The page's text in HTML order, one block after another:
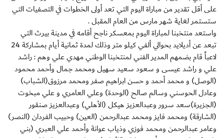
على أقل تقدير من مباراة اليوم التي تعد أولى الخطوات في التصفيات التي
ستستمر لغاية شهر مارس من العام المقبل .
واستعد منتخبنا لمباراة اليوم بمعسكر ناجح أقامه في مدينة بيرث التي
تبعد عن أديلايد بحوالي ألفي كيلو متر وذلك لمدة ثمانية أيام بمشاركة 24
لاعباً قام بضمهم المدير الفني لمنتخبنا الوطني مهدي علي وهم : راشد
علي و راشد عيسى و سعود سعيد سهيل ومحمد جمال وأحمد محمود
(الوصل) و محمد أحمد و حسن ابراهيم صفر ومحمد مرزوق(الشباب)
وعادل الحوسني وسالم صالح (الوحدة) وعلي العامري و علي مبخوت
(الجزيرة)سعد سرور وعبدالعزيز هيكل (الأهلي) وعبدالعزيز صنقور
(الشارقة) ومحمد فايز ومحمد عبدالرحمن (العين) وحبيب الفردان (النصر)
وعامر عبدالرحمن ومحمد فوزي وذياب عوانة وأحمد علي العبري (بني